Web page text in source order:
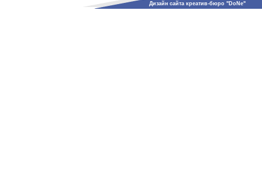
Дизайн сайта креатив-бюро "DoNe"